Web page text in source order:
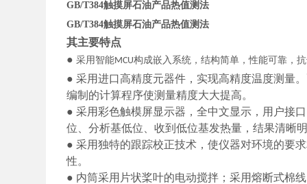
GB/T384触摸屏石油产品热值测法
GB/T384触摸屏石油产品热值测法
其主要特点
● 采用智能MCU构成嵌入系统，结构简单，性能可靠，
● 采用进口高精度元器件，实现高精度温度测量
编制的计算程序使测量精度大大提高。
● 采用彩色触模屏显示器，全中文显示，用户接
位、分析基低位、收到低位基发热量，结果清晰
● 采用独特的跟踪校正技术，使仪器对环境的要
性。
● 内筒采用片状桨叶的电动搅拌；采用熔断式棉